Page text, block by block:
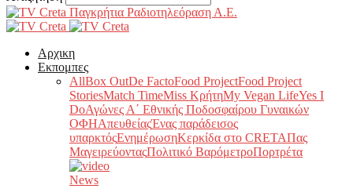
Παγκρήτια Ραδιοτηλεόραση Α.Ε.
Αρχικη
Εκπομπες
AllBox OutDe FactoFood ProjectFood Project
StoriesMatch TimeMiss ΚρήτηMy Vegan LifeYes I
DoΑγώνες Α΄ Εθνικής Ποδοσφαίρου Γυναικών
ΟΦΗΑπευθείαςΈνας παράδεισος
υπαρκτόςΕνημέρωσηΚερκίδα στο CRETAΠας
ΜαγειρεύονταςΠολιτικό ΒαρόμετροΠορτρέτα
News